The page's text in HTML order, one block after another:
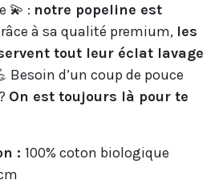
💫 : notre popeline est
à sa qualité premium, les
tout leur éclat lavage
Besoin d’un coup de pouce
On est toujours là pour te
: 100% coton biologique